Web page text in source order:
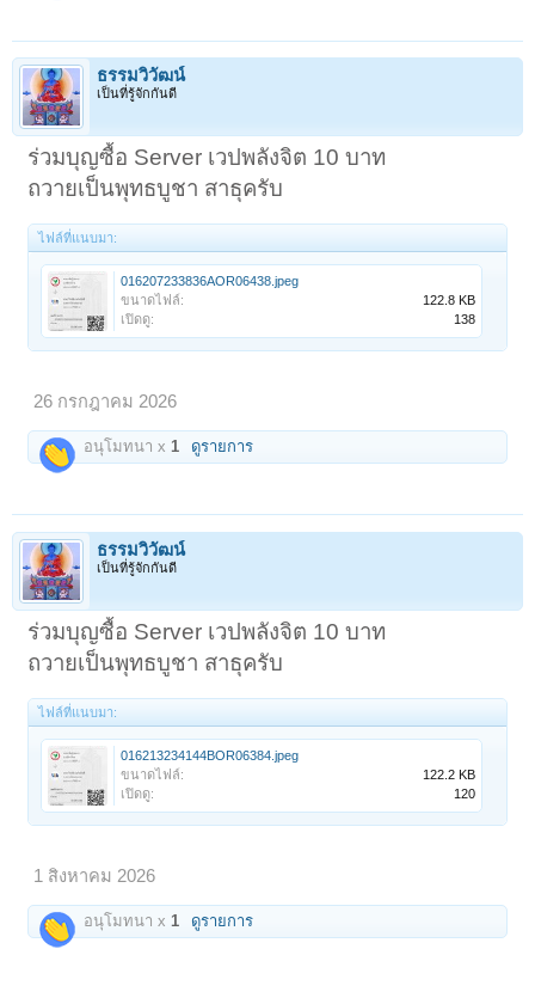
ธรรมวิวัฒน์
เป็นที่รู้จักกันดี
ร่วมบุญซื้อ Server เวปพลังจิต 10 บาท
ถวายเป็นพุทธบูชา สาธุครับ
ไฟล์ที่แนบมา:
016207233836AOR06438.jpeg
ขนาดไฟล์:
122.8 KB
เปิดดู:
138
26 กรกฎาคม 2026
อนุโมทนา x1 ดูรายการ
ธรรมวิวัฒน์
เป็นที่รู้จักกันดี
ร่วมบุญซื้อ Server เวปพลังจิต 10 บาท
ถวายเป็นพุทธบูชา สาธุครับ
ไฟล์ที่แนบมา:
016213234144BOR06384.jpeg
ขนาดไฟล์:
122.2 KB
เปิดดู:
120
1 สิงหาคม 2026
อนุโมทนา x 1 ดูรายการ